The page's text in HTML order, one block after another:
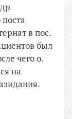
в пос.
был
чего о.
на